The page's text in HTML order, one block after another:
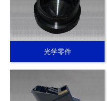
光学零件